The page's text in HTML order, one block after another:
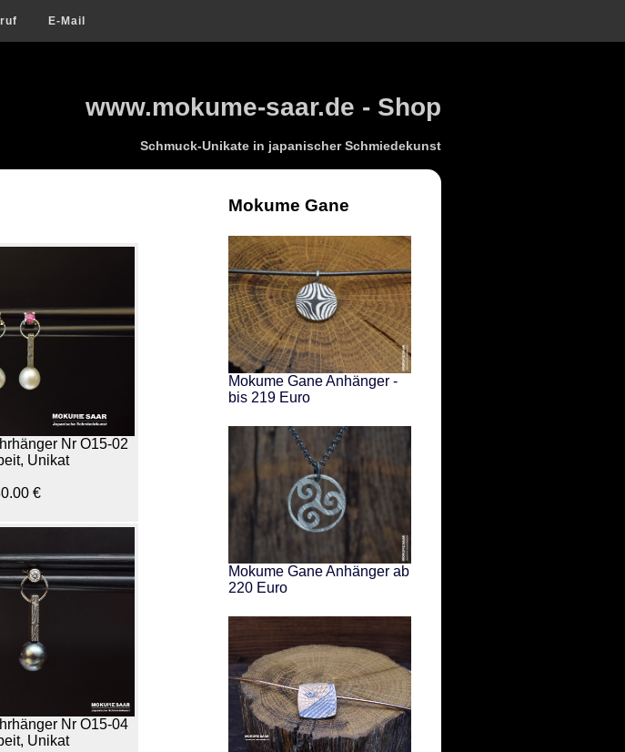
E-Mail
www.mokume-saar.de - Shop
Schmuck-Unikate in japanischer Schmiedekunst
Nr O15-02
Unikat
€
Nr O15-04
Unikat
Mokume Gane
Mokume Gane Anhänger -
bis 219 Euro
Mokume Gane Anhänger ab
220 Euro